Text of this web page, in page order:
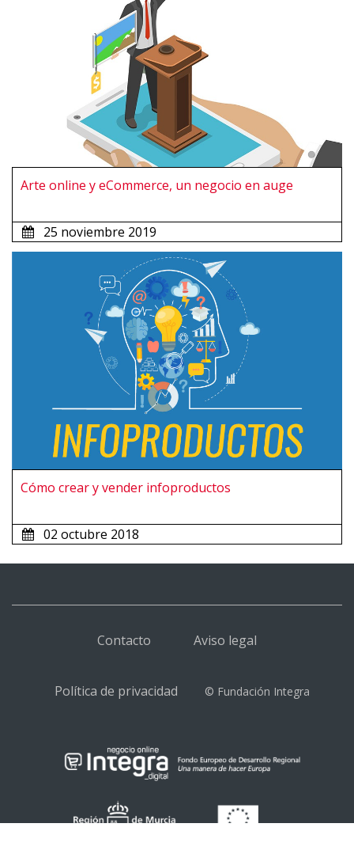
Arte online y eCommerce, un negocio en auge
25 noviembre 2019
Cómo crear y vender infoproductos
02 octubre 2018
Contacto Aviso legal
Política de privacidad © Fundación Integra